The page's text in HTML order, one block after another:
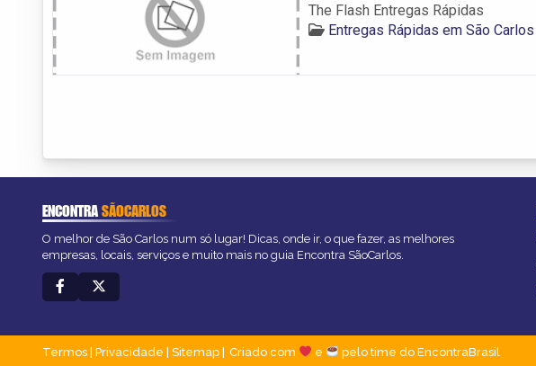
The Flash Entregas Rápidas
Entregas Rápidas em São Carlos
ENCONTRASÃOCARLOS
O melhor de São Carlos num só lugar! Dicas, onde ir, o que fazer, as melhores
empresas, locais, serviços e muito mais no guia Encontra SãoCarlos.
Termos Privacidade Sitemap Criado com e pelo time do EncontraBrasil